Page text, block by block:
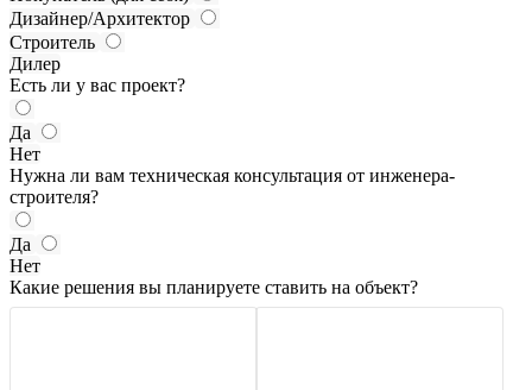
Дизайнер/Архитектор
Строитель
Дилер
Есть ли у вас проект?
Да
Нет
Нужна ли вам техническая консультация от инженера-
строителя?
Да
Нет
Какие решения вы планируете ставить на объект?